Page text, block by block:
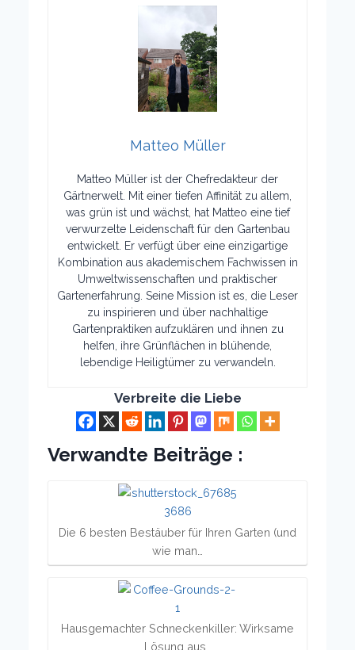
Matteo Müller
Matteo Müller ist der Chefredakteur der
Gärtnerwelt. Mit einer tiefen Affinität zu allem,
was grün ist und wächst, hat Matteo eine tief
verwurzelte Leidenschaft für den Gartenbau
entwickelt. Er verfügt über eine einzigartige
Kombination aus akademischem Fachwissen in
Umweltwissenschaften und praktischer
Gartenerfahrung. Seine Mission ist es, die Leser
zu inspirieren und über nachhaltige
Gartenpraktiken aufzuklären und ihnen zu
helfen, ihre Grünflächen in blühende,
lebendige Heiligtümer zu verwandeln.
Verbreite die Liebe
Verwandte Beiträge :
Die 6 besten Bestäuber für Ihren Garten (und
wie man…
Hausgemachter Schneckenkiller: Wirksame
Lösung aus…